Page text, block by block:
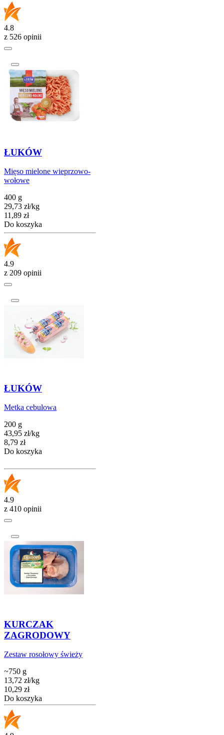
4.8
z 526 opinii
ŁUKÓW
Mięso mielone wieprzowo-
wołowe
400 g
29,73 zł/kg
Cena
11,89 zł
Do koszyka
4.9
z 209 opinii
ŁUKÓW
Metka cebulowa
200 g
43,95 zł/kg
Cena
8,79 zł
Do koszyka
4.9
z 410 opinii
KURCZAK
ZAGRODOWY
Zestaw rosołowy świeży
~750 g
13,72 zł/kg
Cena
10,29 zł
Do koszyka